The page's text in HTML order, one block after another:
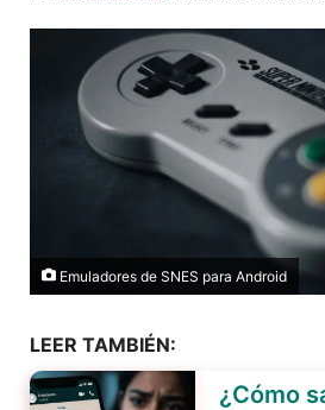
Emuladores de SNES para Android
LEER TAMBIÉN:
¿Cómo